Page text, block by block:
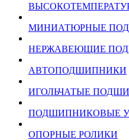
МИНИАТЮРНЫЕ
НЕРЖАВЕЮЩИЕ
АВТОПОДШИПНИКИ
ИГОЛЬЧАТЫЕ
ПОДШИПНИКОВЫЕ
ОПОРНЫЕ РОЛИКИ